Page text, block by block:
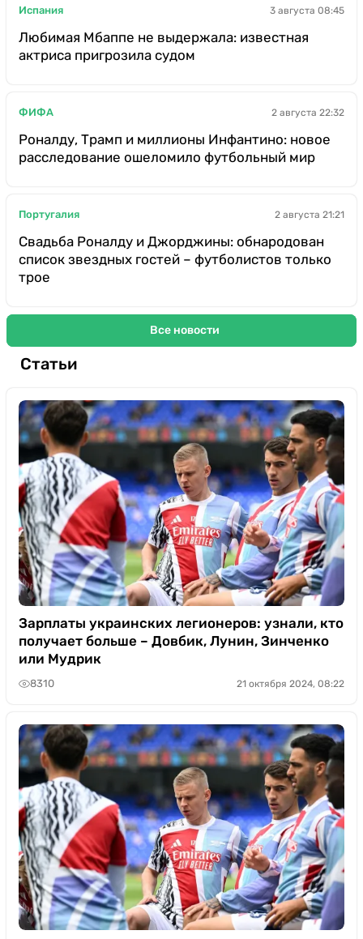
Испания 3 августа 08:45
Любимая Мбаппе не выдержала: известная
актриса пригрозила судом
ФИФА 2 августа 22:32
Роналду, Трамп и миллионы Инфантино: новое
расследование ошеломило футбольный мир
Португалия 2 августа 21:21
Свадьба Роналду и Джорджины: обнародован
список звездных гостей – футболистов только
трое
Все новости
Статьи
Зарплаты украинских легионеров: узнали, кто
получает больше – Довбик, Лунин, Зинченко
или Мудрик
8310 21 октября 2024, 08:22